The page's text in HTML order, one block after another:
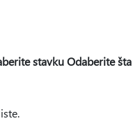
stavku Odaberite